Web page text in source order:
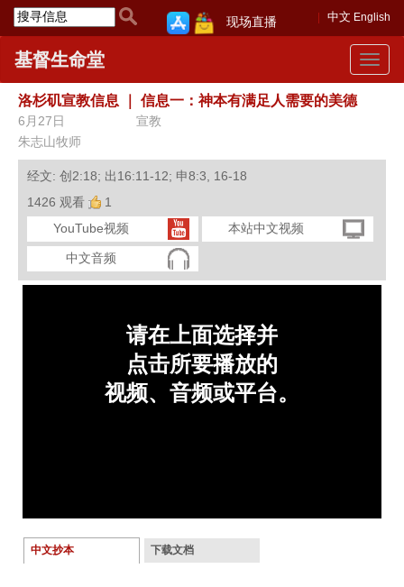
中文 English
现场直播
Toggle
基督生命堂
洛杉矶宣教信息 信息一：神本有满足人需要的美德
6月27日
宣教
朱志山牧师
经文: 创2:18; 出16:11-12; 申8:3, 16-18
1426 观看
1
YouTube视频
本站中文视频
中文音频
中文抄本 下载文档